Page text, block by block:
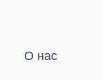
О нас